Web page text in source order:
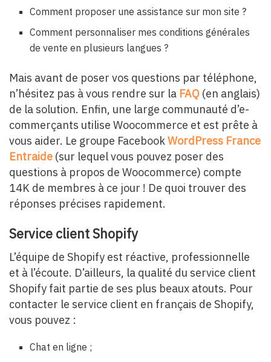
Comment proposer une assistance sur mon site ?
Comment personnaliser mes conditions générales
de vente en plusieurs langues ?
Mais avant de poser vos questions par téléphone,
n’hésitez pas à vous rendre sur la FAQ (en anglais)
de la solution. Enfin, une large communauté d’e-
commerçants utilise Woocommerce et est prête à
vous aider. Le groupe FacebookWordPress France
Entraide (sur lequel vous pouvez poser des
questions à propos de Woocommerce) compte
14K de membres à ce jour ! De quoi trouver des
réponses précises rapidement.
Service client Shopify
L’équipe de Shopify est réactive, professionnelle
et à l’écoute. D’ailleurs, la qualité du service client
Shopify fait partie de ses plus beaux atouts. Pour
contacter le service client en français de Shopify,
vous pouvez :
Chat en ligne ;